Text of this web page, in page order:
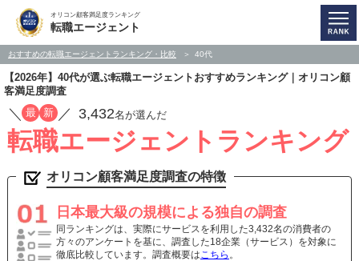
オリコン顧客満足度ランキング
転職エージェント
おすすめの転職エージェントランキング・比較 40代
【2026年】40代が選ぶ転職エージェントおすすめランキング｜オリコン顧
客満足度調査
／ 最 新 ／ 3,432名が選んだ
転職エージェントランキング
オリコン顧客満足度調査の特徴
日本最大級の規模による独自の調査
同ランキングは、実際にサービスを利用した3,432名の消費者の
方々のアンケートを基に、調査した18企業（サービス）を対象に
徹底比較しています。調査概要はこちら 。